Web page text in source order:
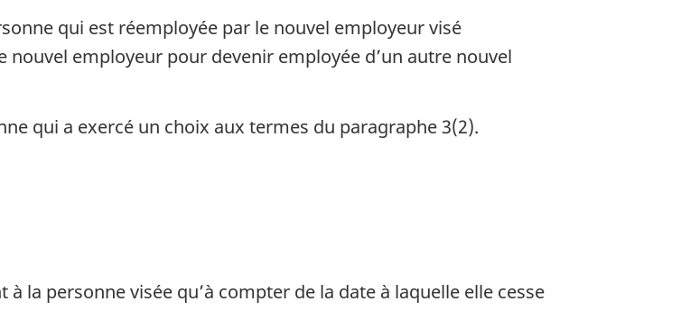
qui est réemployée par le nouvel employeur visé
nouvel employeur pour devenir employée d’un autre nouvel
qui a exercé un choix aux termes du paragraphe 3(2).
à la personne visée qu’à compter de la date à laquelle elle cesse